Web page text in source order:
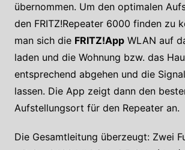
übernommen. Um den optimalen
den FRITZ!Repeater 6000 finden zu
man sich die FRITZ!AppWLAN auf
laden und die Wohnung bzw. das
entsprechend abgehen und die
lassen. Die App zeigt dann den
Aufstellungsort für den Repeater an.
Die Gesamtleitung überzeugt: Zwei